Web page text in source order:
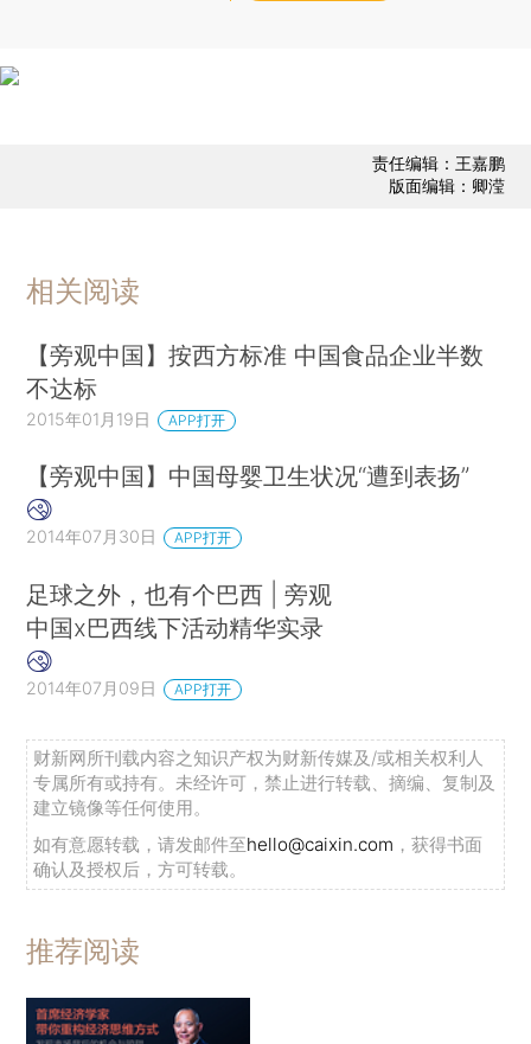
责任编辑：王嘉鹏
版面编辑：卿滢
相关阅读
【旁观中国】按西方标准 中国食品企业半数
不达标
2015年01月19日 APP打开
【旁观中国】中国母婴卫生状况“遭到表扬”
2014年07月30日 APP打开
足球之外，也有个巴西 | 旁观
中国x巴西线下活动精华实录
2014年07月09日 APP打开
财新网所刊载内容之知识产权为财新传媒及/或相关权利人
专属所有或持有。未经许可，禁止进行转载、摘编、复制及
建立镜像等任何使用。
如有意愿转载，请发邮件至hello@caixin.com ，获得书面
确认及授权后，方可转载。
推荐阅读